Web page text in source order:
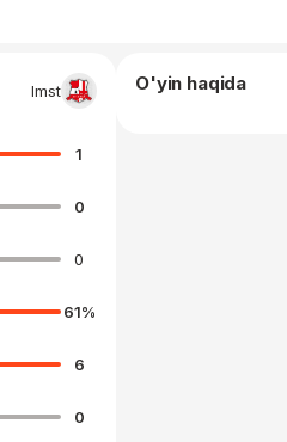
Imst
1
0
0
61%
6
0
O'yin haqida